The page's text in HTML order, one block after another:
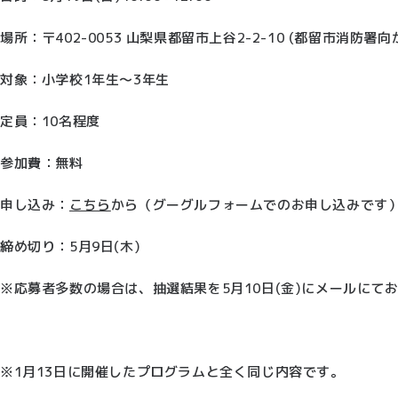
場所：〒402-0053 山梨県都留市上谷2-2-10 (都留市消防署向
対象：小学校1年生～3年生
定員：10名程度
参加費：無料
申し込み： こちらから（グーグルフォームでのお申し込みです）
締め切り：5月9日(木)
※応募者多数の場合は、抽選結果を5月10日(金)にメールにて
※1月13日に開催したプログラムと全く同じ内容です。